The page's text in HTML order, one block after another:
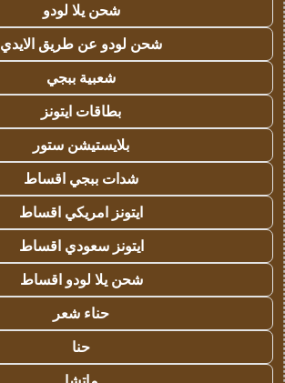
شحن يلا لودو
شحن لودو عن طريق الايدي
شعبية ببجي
بطاقات ايتونز
بلايستيشن ستور
شدات ببجي اقساط
ايتونز امريكي اقساط
ايتونز سعودي اقساط
شحن يلا لودو اقساط
حناء شعر
حنا